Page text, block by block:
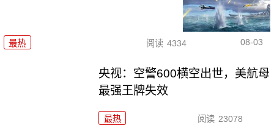
最热 阅读 4334 08-03
央视：空警600横空出世，美航母
最强王牌失效
最热 阅读 23078